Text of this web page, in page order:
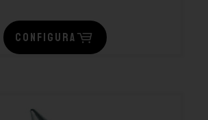
CONFIGURA